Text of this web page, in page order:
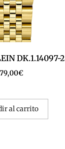
DK.1.14097-2
79,00€
al carrito